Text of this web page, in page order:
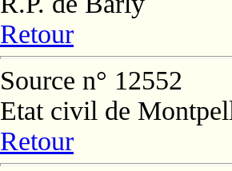
Retour
Source n° 12552
Etat civil de
Retour